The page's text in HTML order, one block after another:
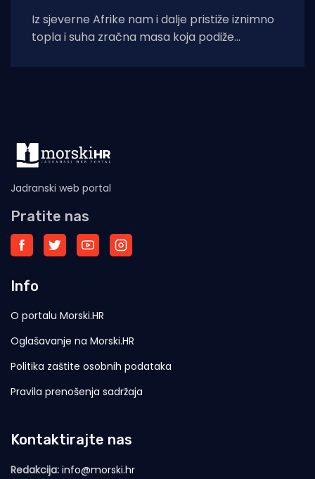
Iz sjeverne Afrike nam i dalje pristiže iznimno
topla i suha zračna masa koja podiže
Jadranski web portal
Pratite nas
Info
O portalu Morski.HR
Oglašavanje na Morski.HR
Politika zaštite osobnih podataka
Pravila prenošenja sadržaja
Kontaktirajte nas
Redakcija: info@morski.hr